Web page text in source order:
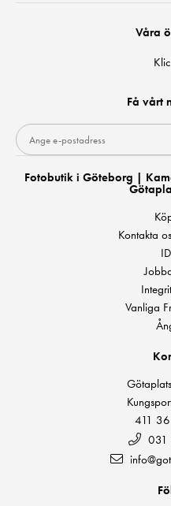
vad som gör den här analoga
Våra
Få vårt
Fotobutik i Göteborg |
Kontakta
Vanliga
411
031